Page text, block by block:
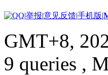
|举报|意见反馈|手机版|
GMT+8,
9 queries ,